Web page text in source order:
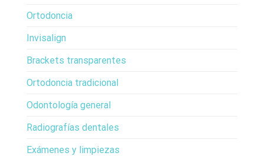
Ortodoncia
Invisalign
Brackets transparentes
Ortodoncia tradicional
Odontología general
Radiografías dentales
Exámenes y limpiezas